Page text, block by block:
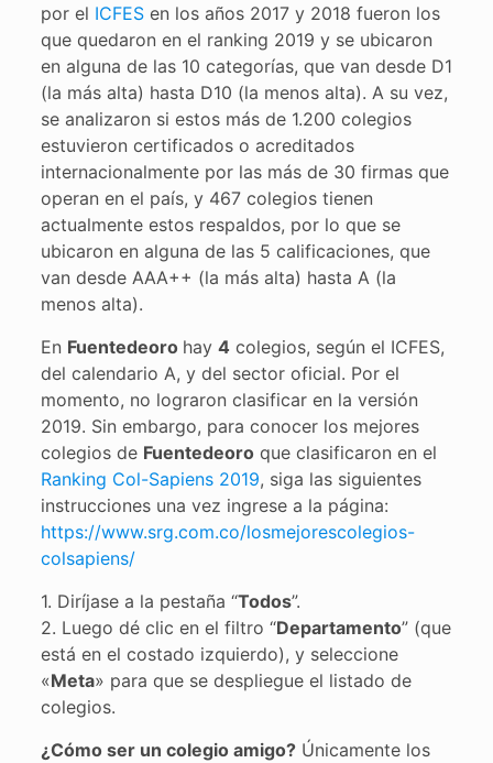
por el ICFESen los años 2017 y 2018 fueron los
que quedaron en el ranking 2019 y se ubicaron
en alguna de las 10 categorías, que van desde D1
(la más alta) hasta D10 (la menos alta). A su vez,
se analizaron si estos más de 1.200 colegios
estuvieron certificados o acreditados
internacionalmente por las más de 30 firmas que
operan en el país, y 467 colegios tienen
actualmente estos respaldos, por lo que se
ubicaron en alguna de las 5 calificaciones, que
van desde AAA++ (la más alta) hasta A (la
menos alta).
En Fuentedeoro hay 4 colegios, según el ICFES,
del calendario A, y del sector oficial. Por el
momento, no lograron clasificar en la versión
2019. Sin embargo, para conocer los mejores
colegios de Fuentedeoroque clasificaron en el
Ranking Col-Sapiens 2019, siga las siguientes
instrucciones una vez ingrese a la página:
https://www.srg.com.co/losmejorescolegios-
colsapiens/
1. Diríjase a la pestaña “Todos”.
2. Luego dé clic en el filtro “Departamento” (que
está en el costado izquierdo), y seleccione
«Meta» para que se despliegue el listado de
colegios.
¿Cómo ser un colegio amigo?Únicamente los